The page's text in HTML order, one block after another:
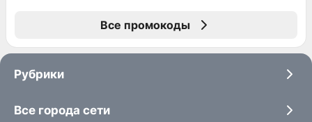
Все промокоды
Рубрики
Все города сети